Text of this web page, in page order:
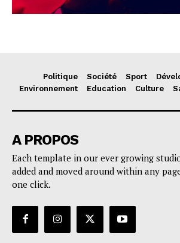
Politique Société Sport
Environnement
Education Culture
A PROPOS
Each template in our ever growing
added and moved around within any
one click.